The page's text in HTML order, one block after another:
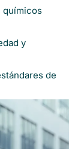
químicos
y
de